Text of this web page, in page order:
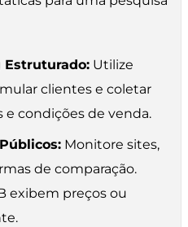
Estruturado: Utilize
clientes e coletar
e condições de venda.
Monitore sites,
de comparação.
exibem preços ou